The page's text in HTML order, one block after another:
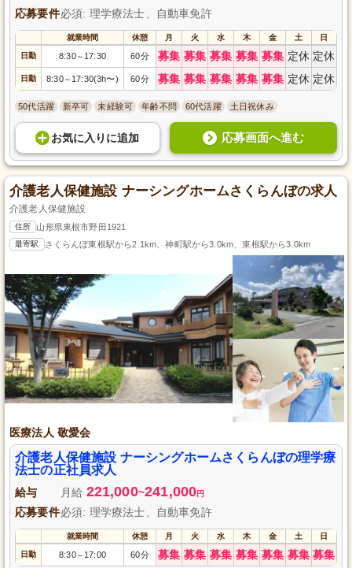
応募要件必須: 理学療法士、自動車免許
就業時間 休憩 月 火 水 木 金 土 日
日勤 8:30～ 17:30 60分 募集 募集 募集 募集 募集 定休 定休
日勤 8:30～ 17:30(3h〜) 60分 募集 募集 募集 募集 募集 定休 定休
50代活躍 新卒可 未経験可 年齢不問 60代活躍 土日祝休み
お気に入り に追加 応募画面へ進む
介護老人保健施設 ナーシングホームさくらんぼの求人
介護老人保健施設
住所 山形県東根市野田1921
最寄駅 さくらんぼ東根駅から2.1km、神町駅から3.0km、東根駅から3.0km
医療法人 敬愛会
介護老人保健施設 ナーシングホームさくらんぼの理学療
法士の正社員求人
給与 月給 221,000~241,000円
応募要件必須: 理学療法士、自動車免許
就業時間 休憩 月 火 水 木 金 土 日
日勤 8:30～ 17:00 60分 募集 募集 募集 募集 募集 募集 募集